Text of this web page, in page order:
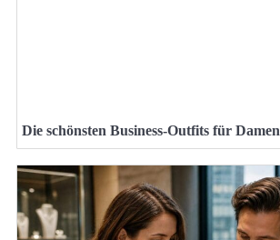
Die schönsten Business-Outfits für Damen